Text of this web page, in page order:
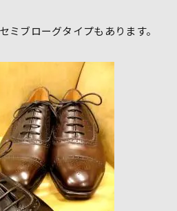
ミブローグタイプもあります。